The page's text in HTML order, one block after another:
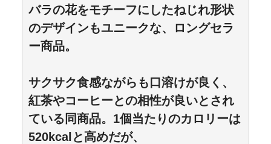
バラの花をモチーフにしたねじれ形状
のデザインもユニークな、ロングセラ
ー商品。
サクサク食感ながらも口溶けが良く、
紅茶やコーヒーとの相性が良いとされ
ている同商品。1個当たりのカロリーは
520kcalと高めだが、